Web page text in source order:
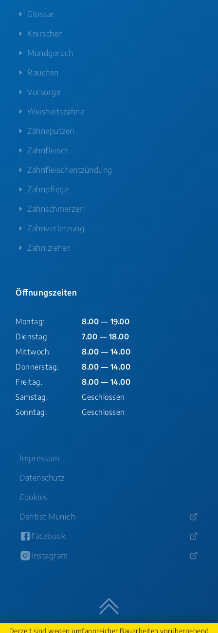
Glossar
Knirschen
Mundgeruch
Rauchen
Vorsorge
Weisheitszähne
Zähneputzen
Zahnfleisch
Zahnfleischentzündung
Zahnpflege
Zahnschmerzen
Zahnverletzung
Zahn ziehen
Öffnungszeiten
Montag:
8.00 — 19.00
Dienstag:
7.00 — 18.00
Mittwoch:
8.00 — 14.00
Donnerstag:
8.00 — 14.00
Freitag:
8.00 — 14.00
Samstag:
Geschlossen
Sonntag:
Geschlossen
Impressum
Datenschutz
Cookies
Dentist Munich
Facebook
Instagram
Nach oben
Derzeit sind wegen umfangreicher Bauarbeiten vorübergehend